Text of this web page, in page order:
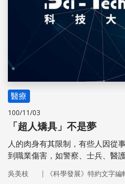
醫療
100/11/03
「超人矯具」不是夢
人的肉身有其限制，有些人因從
到職業傷害，如警察、士兵、醫
制，因此有了「矯具」的發明。
吳美枝 ｜ 《科學發展》特約文字編